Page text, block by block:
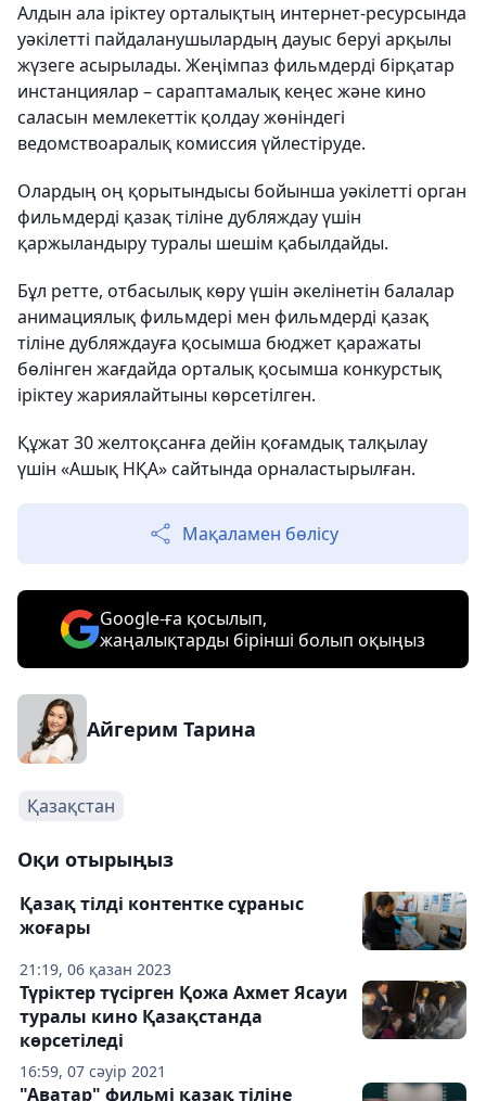
Алдын ала іріктеу орталықтың интернет-ресурсында
уәкілетті пайдаланушылардың дауыс беруі арқылы
жүзеге асырылады. Жеңімпаз фильмдерді бірқатар
инстанциялар – сараптамалық кеңес және кино
саласын мемлекеттік қолдау жөніндегі
ведомствоаралық комиссия үйлестіруде.
Олардың оң қорытындысы бойынша уәкілетті орган
фильмдерді қазақ тіліне дубляждау үшін
қаржыландыру туралы шешім қабылдайды.
Бұл ретте, отбасылық көру үшін әкелінетін балалар
анимациялық фильмдері мен фильмдерді қазақ
тіліне дубляждауға қосымша бюджет қаражаты
бөлінген жағдайда орталық қосымша конкурстық
іріктеу жариялайтыны көрсетілген.
Құжат 30 желтоқсанға дейін қоғамдық талқылау
үшін «Ашық НҚА» сайтында орналастырылған.
Мақаламен бөлісу
Google-ға қосылып,
жаңалықтарды бірінші болып оқыңыз
Айгерим Тарина
Қазақстан
Оқи отырыңыз
21:19, 06 қазан 2023
Қазақ тілді контентке сұраныс
жоғары
16:59, 07 сәуір 2021
Түріктер түсірген Қожа Ахмет Ясауи
туралы кино Қазақстанда
көрсетіледі
"Аватар" фильмі қазақ тіліне